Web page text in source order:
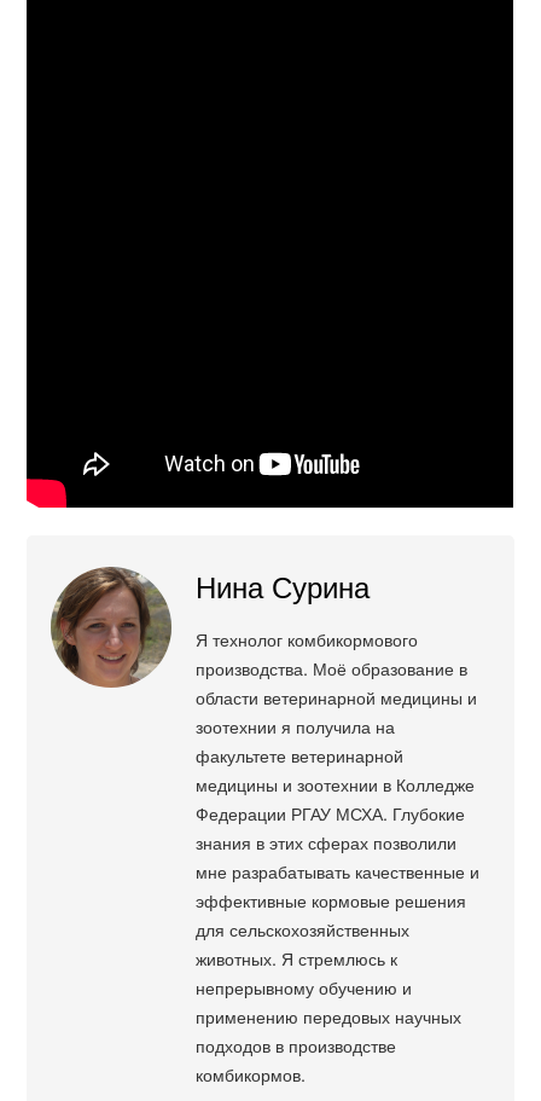
Нина Сурина
Я технолог комбикормового
производства. Моё образование в
области ветеринарной медицины и
зоотехнии я получила на
факультете ветеринарной
медицины и зоотехнии в Колледже
Федерации РГАУ МСХА. Глубокие
знания в этих сферах позволили
мне разрабатывать качественные и
эффективные кормовые решения
для сельскохозяйственных
животных. Я стремлюсь к
непрерывному обучению и
применению передовых научных
подходов в производстве
комбикормов.